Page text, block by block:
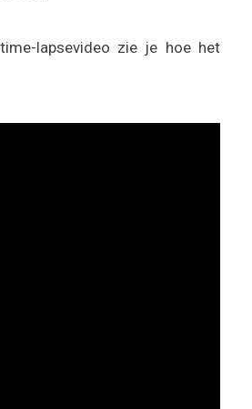
lapsevideo zie je hoe het